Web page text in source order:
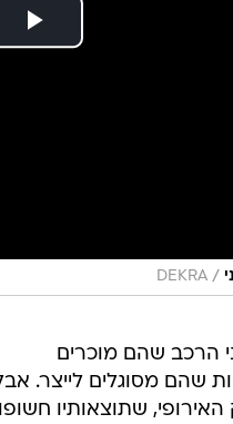
/
DEKRA
הרכב שהם מוכרים
שתוצאותיו